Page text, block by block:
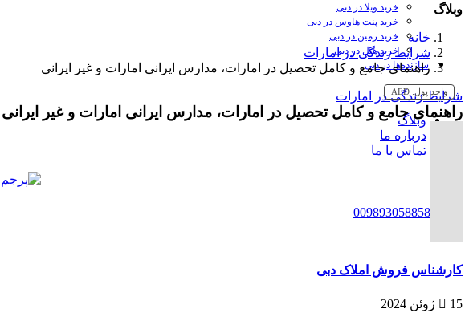
خرید ویلا در دبی
خرید پنت هاوس در دبی
خرید زمین در دبی
خرید هتل در دبی
سازنده‌ها در دبی
واحد پول: AED
وبلاگ
درباره ما
تماس با ما
00989305885808
وبلاگ
خانه
شرایط زندگی در امارات
راهنمای جامع و کامل تحصیل در امارات، مدارس ایرانی امارات و غیر ایرانی
شرایط زندگی در امارات
راهنمای جامع و کامل تحصیل در امارات، مدارس ایرانی امارات و غیر ایرانی
کارشناس فروش املاک دبی
15 ژوئن 2024